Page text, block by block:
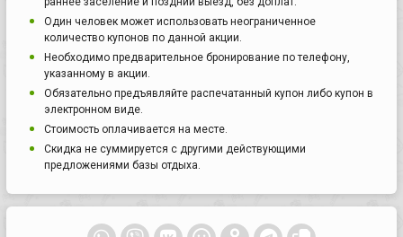
Один человек может использовать неограниченное
количество купонов по данной акции.
Необходимо предварительное бронирование по телефону,
указанному в акции.
Обязательно предъявляйте распечатанный купон либо купон в
электронном виде.
Стоимость оплачивается на месте.
Скидка не суммируется с другими действующими
предложениями базы отдыха.